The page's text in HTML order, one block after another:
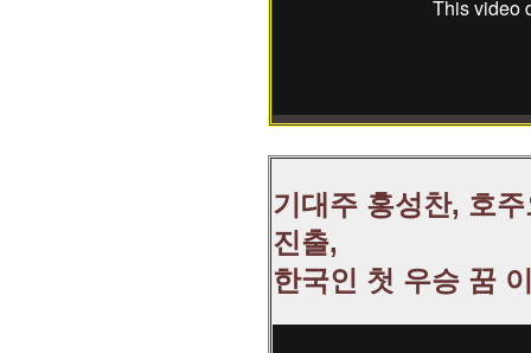
기대주 홍성찬, 호
진출,
한국인 첫 우승 꿈